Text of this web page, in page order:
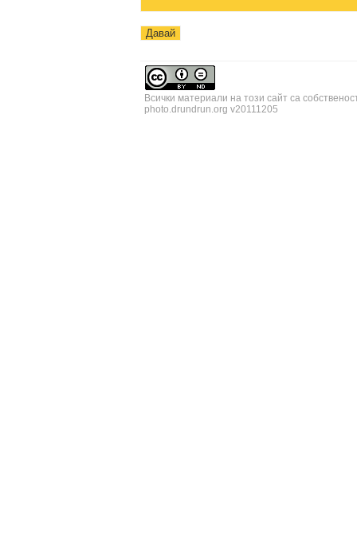
Всички материали на този сайт са
photo.drundrun.org v20111205